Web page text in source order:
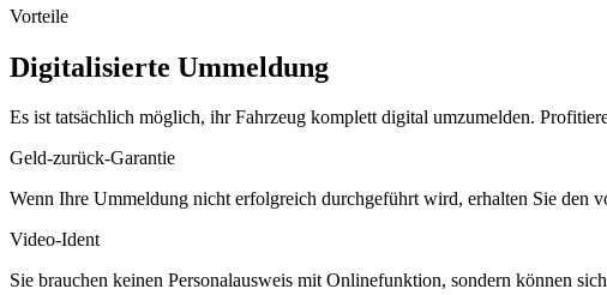
Vorteile
Digitalisierte Ummeldung
Es ist tatsächlich möglich, ihr Fahrzeug komplett digital umzumelden.
Geld-zurück-Garantie
Wenn Ihre Ummeldung nicht erfolgreich durchgeführt wird, erhalten Sie den
Video-Ident
Sie brauchen keinen Personalausweis mit Onlinefunktion, sondern können